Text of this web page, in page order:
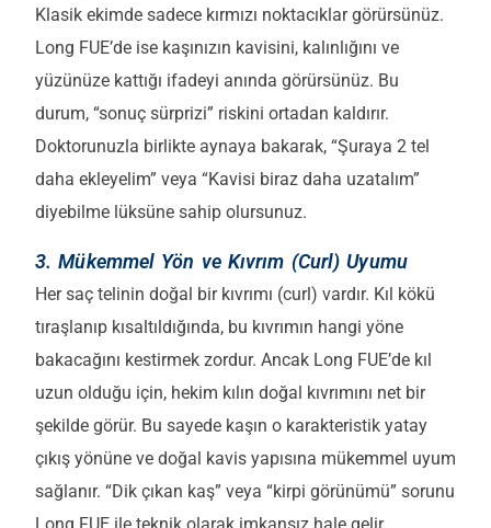
Klasik ekimde sadece kırmızı noktacıklar görürsünüz.
Long FUE’de ise kaşınızın kavisini, kalınlığını ve
yüzünüze kattığı ifadeyi anında görürsünüz. Bu
durum, “sonuç sürprizi” riskini ortadan kaldırır.
Doktorunuzla birlikte aynaya bakarak, “Şuraya 2 tel
daha ekleyelim” veya “Kavisi biraz daha uzatalım”
diyebilme lüksüne sahip olursunuz.
3. Mükemmel Yön ve Kıvrım (Curl) Uyumu
Her saç telinin doğal bir kıvrımı (curl) vardır. Kıl kökü
tıraşlanıp kısaltıldığında, bu kıvrımın hangi yöne
bakacağını kestirmek zordur. Ancak Long FUE’de kıl
uzun olduğu için, hekim kılın doğal kıvrımını net bir
şekilde görür. Bu sayede kaşın o karakteristik yatay
çıkış yönüne ve doğal kavis yapısına mükemmel uyum
sağlanır. “Dik çıkan kaş” veya “kirpi görünümü” sorunu